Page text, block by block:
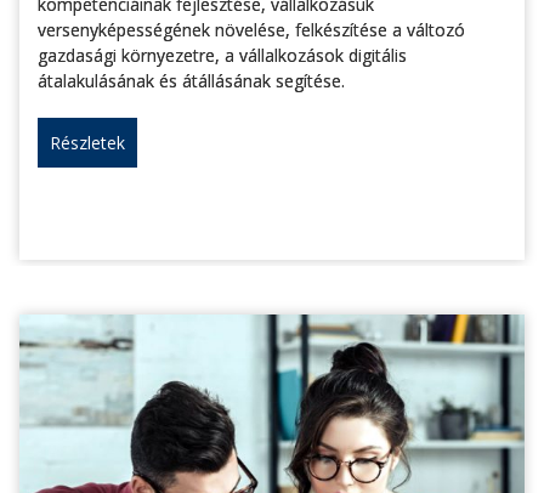
kompetenciáinak fejlesztése, vállalkozásuk
versenyképességének növelése, felkészítése a változó
gazdasági környezetre, a vállalkozások digitális
átalakulásának és átállásának segítése.
Részletek